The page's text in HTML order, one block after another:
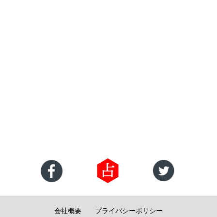
会社概要 プライバシーポリシー